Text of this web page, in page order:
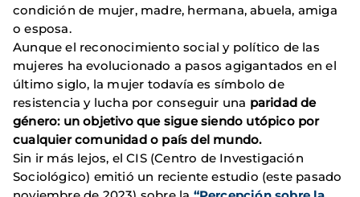
condición de mujer, madre, hermana, abuela, amiga
o esposa.
Aunque el reconocimiento social y político de las
mujeres ha evolucionado a pasos agigantados en el
último siglo, la mujer todavía es símbolo de
resistencia y lucha por conseguir una paridad de
género: un objetivo que sigue siendo utópico por
cualquier comunidad o país del mundo.
Sin ir más lejos, el CIS (Centro de Investigación
Sociológico) emitió un reciente estudio (este pasado